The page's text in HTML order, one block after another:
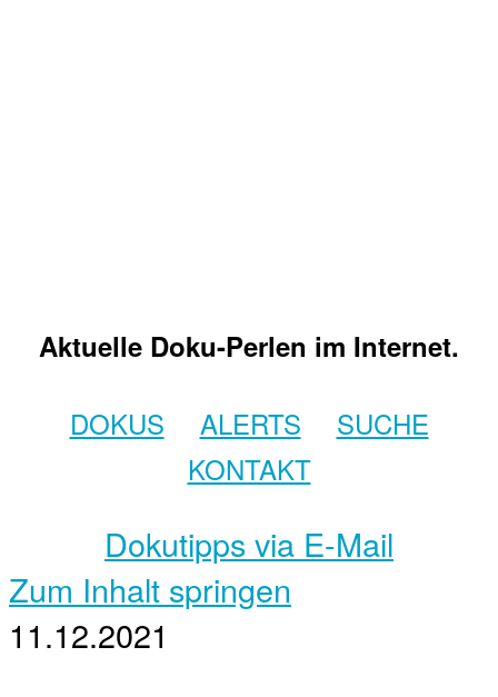
Aktuelle Doku-Perlen im Internet.
DOKUS ALERTS
SUCHE
KONTAKT
Dokutipps via E-Mail
Zum Inhalt springen
11.12.2021